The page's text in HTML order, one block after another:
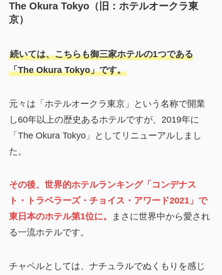
The Okura Tokyo（旧：ホテルオークラ東
京）
続いては、こちらも御三家ホテルの1つである
「The Okura Tokyo」です。
元々は「ホテルオークラ東京」という名称で開業
し60年以上の歴史あるホテルですが、2019年に
「The Okura Tokyo」としてリニューアルしまし
た。
その後、世界的ホテルランキング「コンデナス
ト・トラベラーズ・チョイス・アワード2021」で
東日本のホテル第1位に。
まさに世界中から愛され
る一流ホテルです。
チャペルとしては、ナチュラルでぬくもりを感じ